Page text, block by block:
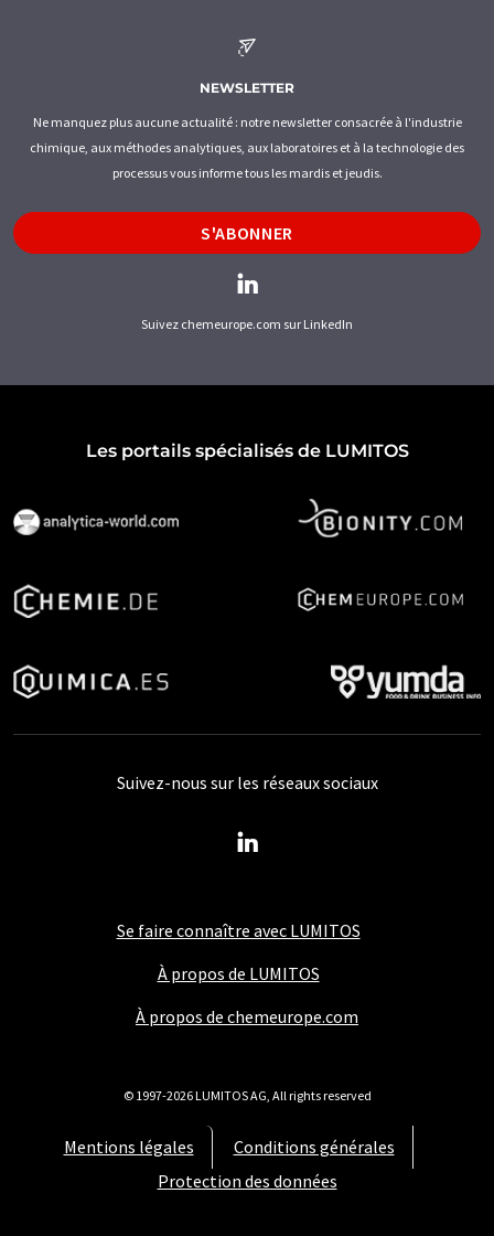
NEWSLETTER
Ne manquez plus aucune actualité : notre newsletter consacrée à l'industrie
chimique, aux méthodes analytiques, aux laboratoires et à la technologie des
processus vous informe tous les mardis et jeudis.
S'ABONNER
Suivez chemeurope.com sur LinkedIn
Les portails spécialisés de LUMITOS
Se faire connaître avec LUMITOS
À propos de LUMITOS
À propos de chemeurope.com
Mentions légales
Conditions générales
Protection des données
Suivez-nous sur les réseaux sociaux
© 1997-2026 LUMITOS AG, All rights reserved